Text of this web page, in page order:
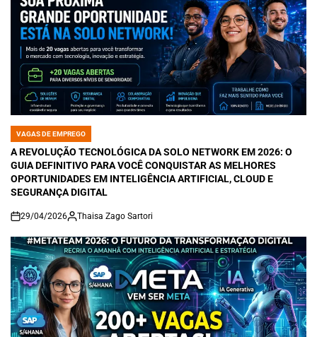
POSTED
IN
VAGAS DE EMPREGO
A REVOLUÇÃO TECNOLÓGICA DA SOLO NETWORK EM 2026: O
GUIA DEFINITIVO PARA VOCÊ CONQUISTAR AS MELHORES
OPORTUNIDADES EM INTELIGÊNCIA ARTIFICIAL, CLOUD E
SEGURANÇA DIGITAL
on
29/04/2026 Thaisa Zago Sartori